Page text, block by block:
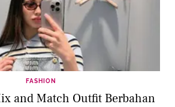
FASHION
and Match Outfit Berbahan